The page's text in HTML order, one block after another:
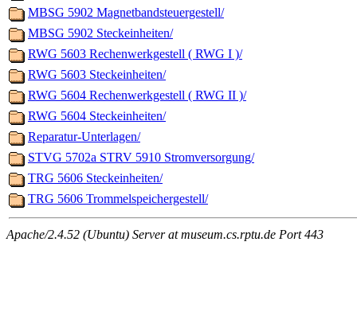
MBSG 5902 Magnetbandsteuergestell/
MBSG 5902 Steckeinheiten/
RWG 5603 Rechenwerkgestell ( RWG I )/
RWG 5603 Steckeinheiten/
RWG 5604 Rechenwerkgestell ( RWG II )/
RWG 5604 Steckeinheiten/
Reparatur-Unterlagen/
STVG 5702a STRV 5910 Stromversorgung/
TRG 5606 Steckeinheiten/
TRG 5606 Trommelspeichergestell/
Apache/2.4.52 (Ubuntu) Server at museum.cs.rptu.de Port 443